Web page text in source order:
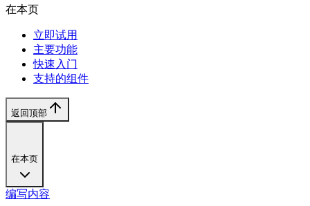
在本页
立即试用
主要功能
快速入门
支持的组件
返回顶部
在本页
编写内容